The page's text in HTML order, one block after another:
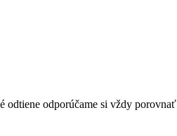
odtiene odporúčame si vždy